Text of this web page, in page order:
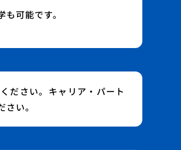
可能です。
ださい。キャリア・パート
い。